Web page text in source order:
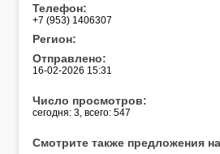
Телефон:
+7 (953) 1406307
Регион:
Отправлено:
16-02-2026 15:31
Число просмотров:
сегодня: 3, всего: 547
Смотрите также предложения